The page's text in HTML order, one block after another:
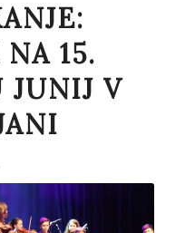
15.
JUNIJ V